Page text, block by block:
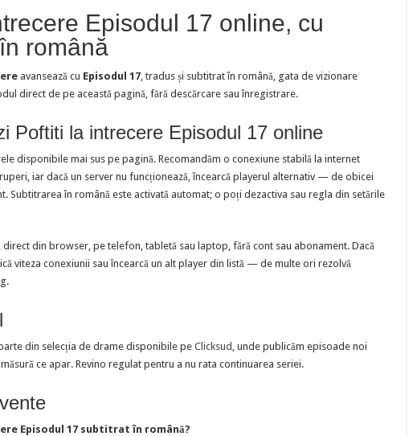
Episodul 17 online, cu
română
avansează cu Episodul 17, tradus și subtitrat în română, gata de vizionare
direct de pe această pagină, fără descărcare sau înregistrare.
Poftiti la intrecere Episodul 17 online
disponibile mai sus pe pagină. Recomandăm o conexiune stabilă la internet
iar dacă un server nu funcționează, încearcă playerul alternativ — de obicei
Subtitrarea în română este activată automat; o poți dezactiva sau regla din setările
direct din browser, pe telefon, tabletă sau laptop, fără cont sau abonament. Dacă
viteza conexiunii sau încearcă un alt player din listă — de multe ori rezolvă
din selecția de drame disponibile pe Clicksud , unde publicăm episoade noi
ce apar. Revino regulat pentru a nu rata continuarea seriei.
Episodul 17 subtitrat în română?